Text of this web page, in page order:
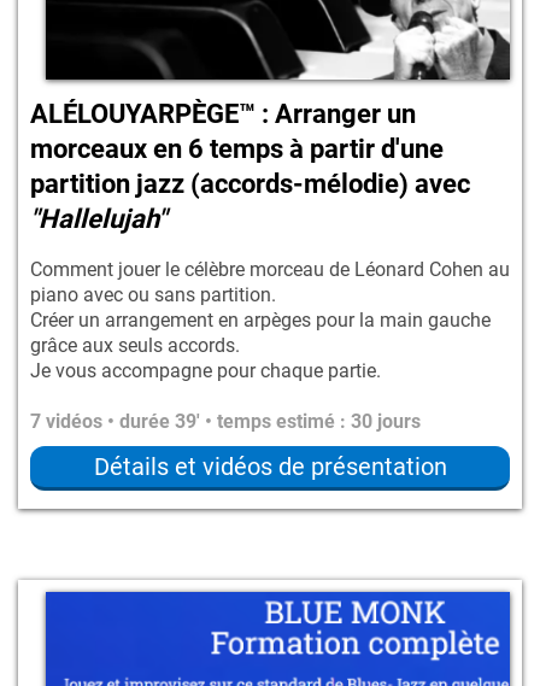
ALÉLOUYARPÈGE™ : Arranger un
morceaux en 6 temps à partir d'une
partition jazz (accords-mélodie) avec
"Hallelujah"
Comment jouer le célèbre morceau de Léonard Cohen au
piano avec ou sans partition.
Créer un arrangement en arpèges pour la main gauche
grâce aux seuls accords.
Je vous accompagne pour chaque partie.
7 vidéos • durée 39' • temps estimé : 30 jours
Détails et vidéos de présentation